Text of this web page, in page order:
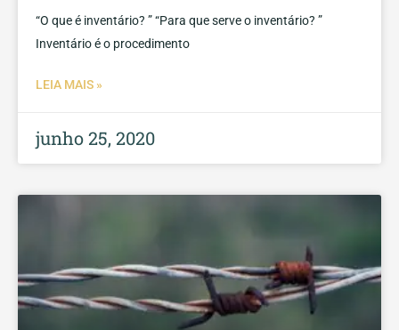
“O que é inventário? ” “Para que serve o inventário? ”
Inventário é o procedimento
LEIA MAIS »
junho 25, 2020